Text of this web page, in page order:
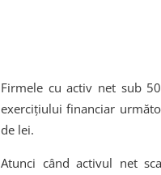
Firmele cu activ net sub
exercițiului financiar
de lei.
Atunci când activul net